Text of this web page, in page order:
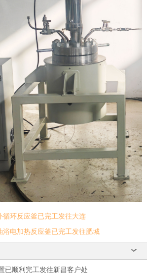
循环反应釜已完工发往大连
浴电加热反应釜已完工发往肥城
已顺利完工发往新昌客户处